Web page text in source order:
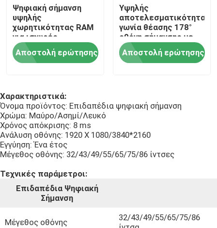
Shopping Online
Υπαίθριο ψηφιακό σύστημα σηματοδότησης LCD
Επιδαπέδια Ψηφιακή σήμανση
Η επιτροπή τοποθετεί το βιομηχανικό όργανο
Ενσωματωμένο βιομηχανικό όργανο ελέγχου
περίπτερο αυτοεξυπηρετήσεων
Έξυπνος καθρέφτης οθόνης αφής
Ψηφιακή σήμανση
υψηλής
χωρητικότητας RAM
για ισχυρές
παρουσιάσεις
Αποστολή ερώτησης
Υψηλής
αποτελεσματικότητας
γωνία θέασης 178°
οθόνη σήμανσης με
αποθήκευση 8GB
Αποστολή ερώτησης
Χαρακτηριστικά:
Όνομα προϊόντος: Επιδαπέδια ψηφιακή σήμανση
Χρώμα: Μαύρο/Ασημί/Λευκό
Χρόνος απόκρισης: 8 ms
Ανάλυση οθόνης: 1920 X 1080/3840*2160
Εγγύηση: Ένα έτος
Μέγεθος οθόνης: 32/43/49/55/65/75/86 ίντσες
Τεχνικές παράμετροι:
Επιδαπέδια Ψηφιακή
Σήμανση
Μέγεθος οθόνης
32/43/49/55/65/75/86